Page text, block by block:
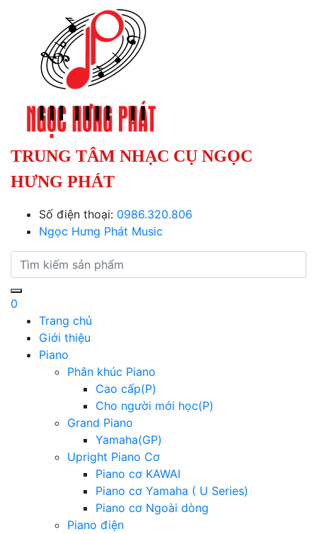
TRUNG TÂM NHẠC CỤ NGỌC
HƯNG PHÁT
Số điện thoại: 0986.320.806
Ngọc Hưng Phát Music
0
Trang chủ
Giới thiệu
Piano
Phân khúc Piano
Cao cấp(P)
Cho người mới học(P)
Grand Piano
Yamaha(GP)
Upright Piano Cơ
Piano cơ KAWAI
Piano cơ Yamaha ( U Series)
Piano cơ Ngoài dòng
Piano điện